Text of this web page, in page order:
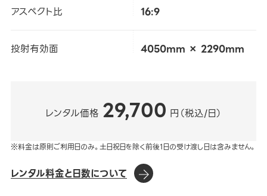
アスペクト比 16:9
投射有効面 4050mm × 2290mm
レンタル価格 29,700 円（税込/日）
※料金は原則ご利用日のみ。土日祝日を除く前後1日の受け渡し日は含みません。
レンタル料金と日数について